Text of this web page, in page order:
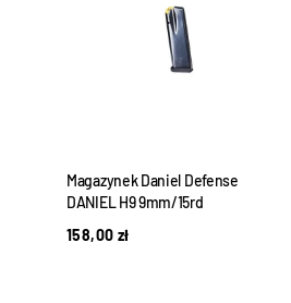
Magazynek Daniel Defense
DANIEL H9 9mm/15rd
158,00 zł